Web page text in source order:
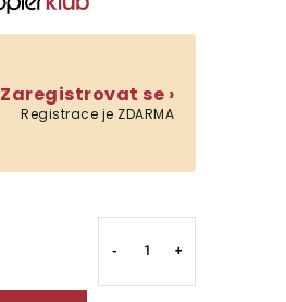
Zaregistrovat se ›
Registrace je ZDARMA